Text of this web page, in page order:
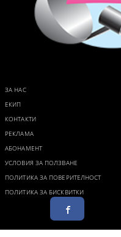
ЗА НАС
ЕКИП
КОНТАКТИ
РЕКЛАМА
АБОНАМЕНТ
УСЛОВИЯ ЗА ПОЛЗВАНЕ
ПОЛИТИКА ЗА ПОВЕРИТЕЛНОСТ
ПОЛИТИКА ЗА БИСКВИТКИ